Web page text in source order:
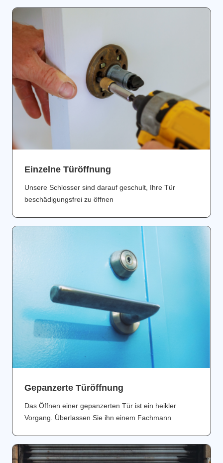
Einzelne Türöffnung
Unsere Schlosser sind darauf geschult, Ihre Tür
beschädigungsfrei zu öffnen
Gepanzerte Türöffnung
Das Öffnen einer gepanzerten Tür ist ein heikler
Vorgang. Überlassen Sie ihn einem Fachmann